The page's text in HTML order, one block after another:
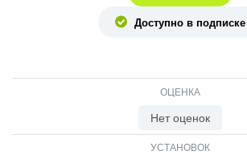
ВХОД
ВХОД
Доступно в подписке
ОЦЕНКА
Нет оценок
УСТАНОВОК